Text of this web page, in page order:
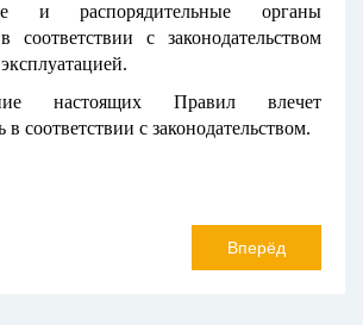
и распорядительные органы
соответствии с законодательством
настоящих Правил влечет
в соответствии с законодательством.
Вперёд